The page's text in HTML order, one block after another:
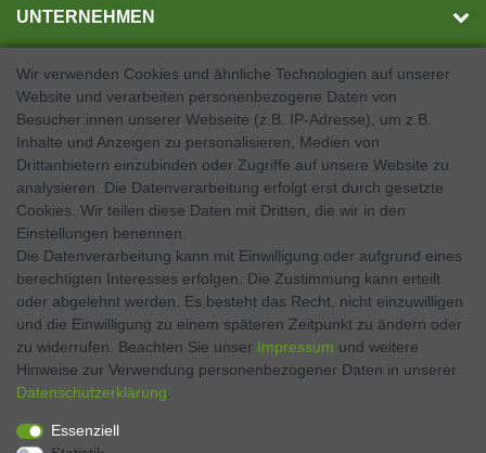
UNTERNEHMEN
SOCIAL MEDIA
Twitter
Instagram
VERTRAG WIDERRUFEN Kontakt
Zahlen Sie bequem per
Wir verwenden Cookies und ähnliche Technologien auf unserer
Website und verarbeiten personenbezogene Daten von
Besucher:innen unserer Webseite (z.B. IP-Adresse), um z.B.
Inhalte und Anzeigen zu personalisieren, Medien von
Drittanbietern einzubinden oder Zugriffe auf unsere Website zu
analysieren. Die Datenverarbeitung erfolgt erst durch gesetzte
Cookies. Wir teilen diese Daten mit Dritten, die wir in den
Einstellungen benennen.
Die Datenverarbeitung kann mit Einwilligung oder aufgrund eines
berechtigten Interesses erfolgen. Die Zustimmung kann erteilt
oder abgelehnt werden. Es besteht das Recht, nicht einzuwilligen
und die Einwilligung zu einem späteren Zeitpunkt zu ändern oder
zu widerrufen. Beachten Sie unser Impressum und weitere
Hinweise zur Verwendung personenbezogener Daten in unserer
Daten­schutz­erklärung
Essenziell